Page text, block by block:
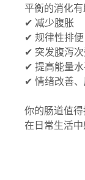
平衡的消化有
✔ 减少腹胀
✔ 规律性排便
✔ 突发腹泻
✔ 提高能量
✔ 情绪改善
你的肠道值
在日常生活中